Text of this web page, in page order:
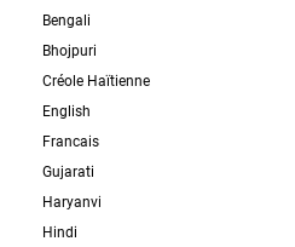
Bengali
Bhojpuri
Créole Haïtienne
English
Francais
Gujarati
Haryanvi
Hindi